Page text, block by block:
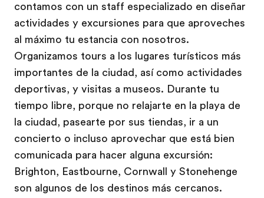
contamos con un staff especializado en diseñar
actividades y excursiones para que aproveches
al máximo tu estancia con nosotros.
Organizamos tours a los lugares turísticos más
importantes de la ciudad, así como actividades
deportivas, y visitas a museos. Durante tu
tiempo libre, porque no relajarte en la playa de
la ciudad, pasearte por sus tiendas, ir a un
concierto o incluso aprovechar que está bien
comunicada para hacer alguna excursión:
Brighton, Eastbourne, Cornwall y Stonehenge
son algunos de los destinos más cercanos.